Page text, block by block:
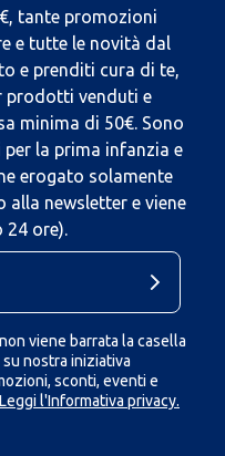
tante promozioni
e tutte le novità dal
e prenditi cura di te,
prodotti venduti e
minima di 50€. Sono
la prima infanzia e
erogato solamente
alla newsletter e viene
24 ore).
viene barrata la casella
nostra iniziativa
sconti, eventi e
Leggi l'Informativa privacy.